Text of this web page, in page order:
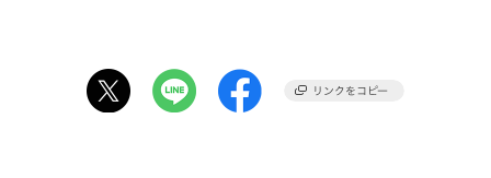
商品のお取り扱い方法